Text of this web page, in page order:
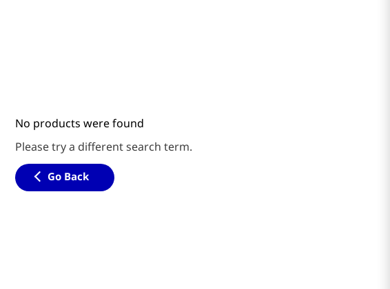
No products were found
Please try a different search term.
Go Back